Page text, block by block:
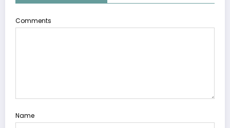
Comments
Name